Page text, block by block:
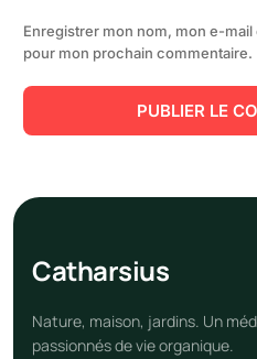
Enregistrer mon nom, mon e-
pour mon prochain commentaire.
Catharsius
Nature, maison, jardins. Un
passionnés de vie organique.